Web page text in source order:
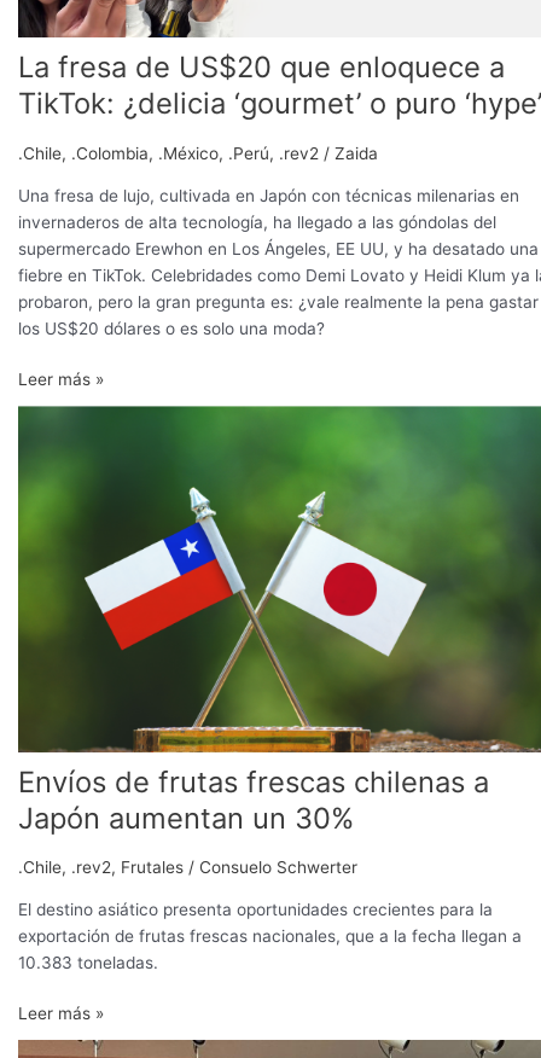
La fresa de US$20 que enloquece a
TikTok: ¿delicia ‘gourmet’ o puro
.Chile, .Colombia, .México, .Perú, .rev2 / Zaida
Una fresa de lujo, cultivada en Japón con técnicas milenarias en
invernaderos de alta tecnología, ha llegado a las góndolas del
supermercado Erewhon en Los Ángeles, EE UU, y ha desatado una
fiebre en TikTok. Celebridades como Demi Lovato y Heidi Klum ya
probaron, pero la gran pregunta es: ¿vale realmente la pena gastar
los US$20 dólares o es solo una moda?
Leer más »
Envíos de frutas frescas chilenas a
Japón aumentan un 30%
.Chile, .rev2, Frutales / Consuelo Schwerter
El destino asiático presenta oportunidades crecientes para la
exportación de frutas frescas nacionales, que a la fecha llegan a
10.383 toneladas.
aumentan
Leer más »
México